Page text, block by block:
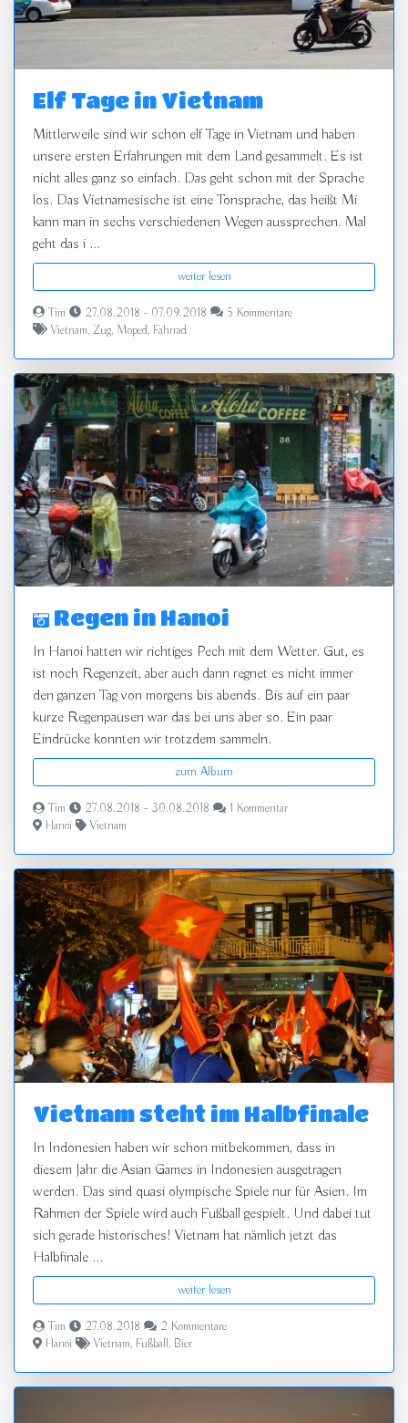
Elf Tage in Vietnam
Mittlerweile sind wir schon elf Tage in Vietnam und haben
unsere ersten Erfahrungen mit dem Land gesammelt. Es ist
nicht alles ganz so einfach. Das geht schon mit der Sprache
los. Das Vietnamesische ist eine Tonsprache, das heißt Mi
kann man in sechs verschiedenen Wegen aussprechen. Mal
geht das i ...
weiter lesen
Tim 27.08.2018 - 07.09.2018
5 Kommentare
Vietnam, Zug, Moped, Fahrrad
zurück vor
Regen in Hanoi
In Hanoi hatten wir richtiges Pech mit dem Wetter. Gut, es
ist noch Regenzeit, aber auch dann regnet es nicht immer
den ganzen Tag von morgens bis abends. Bis auf ein paar
kurze Regenpausen war das bei uns aber so. Ein paar
Eindrücke konnten wir trotzdem sammeln.
zum Album
Tim 27.08.2018 - 30.08.2018
1 Kommentar
Hanoi
Vietnam
Vietnam steht im Halbfinale
In Indonesien haben wir schon mitbekommen, dass in
diesem Jahr die Asian Games in Indonesien ausgetragen
werden. Das sind quasi olympische Spiele nur für Asien. Im
Rahmen der Spiele wird auch Fußball gespielt. Und dabei tut
sich gerade historisches! Vietnam hat nämlich jetzt das
Halbfinale ...
weiter lesen
Tim 27.08.2018
2 Kommentare
Hanoi
Vietnam, Fußball, Bier